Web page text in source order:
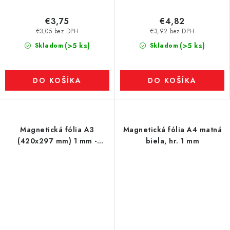
Skladom (>5 ks)
€3,05 bez DPH
€3,75
DO KOŠÍKA
Skladom (>5 ks)
€3,92 bez DPH
€4,82
DO KOŠÍKA
Magnetická fólia A3
(420x297 mm) 1 mm -
Magnetická fólia A4 matná
biela, hr. 1 mm